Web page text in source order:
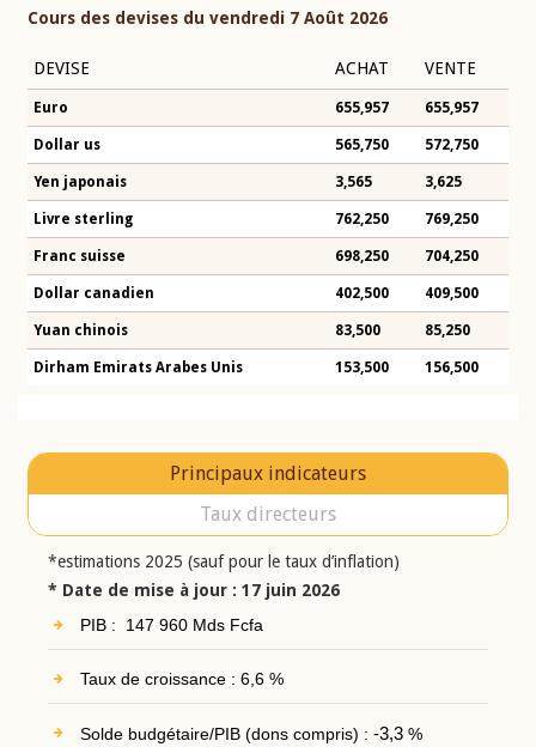
Cours des devises du vendredi 7 Août 2026
DEVISE ACHAT VENTE
Euro 655,957 655,957
Dollar us 565,750 572,750
Yen japonais 3,565 3,625
Livre sterling 762,250 769,250
Franc suisse 698,250 704,250
Dollar canadien 402,500 409,500
Yuan chinois 83,500 85,250
Dirham Emirats Arabes Unis 153,500 156,500
Principaux indicateurs
Taux directeurs
*estimations 2025 (sauf pour le taux d’inflation)
* Date de mise à jour : 17 juin 2026
PIB : 147 960 Mds Fcfa
Taux de croissance : 6,6 %
Solde budgétaire/PIB (dons compris) : -3,3%